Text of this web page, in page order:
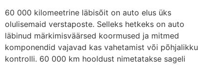
60 000 kilomeetrine läbisõit on auto elus üks
olulisemaid verstaposte. Selleks hetkeks on auto
läbinud märkimisväärsed koormused ja mitmed
komponendid vajavad kas vahetamist või põhjalikku
kontrolli. 60 000 km hooldust nimetatakse sageli